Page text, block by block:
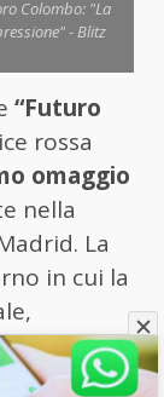
Colombo: "La
- Blitz
“Futuro
rossa
omaggio
nella
La
in cui la
da
1492.